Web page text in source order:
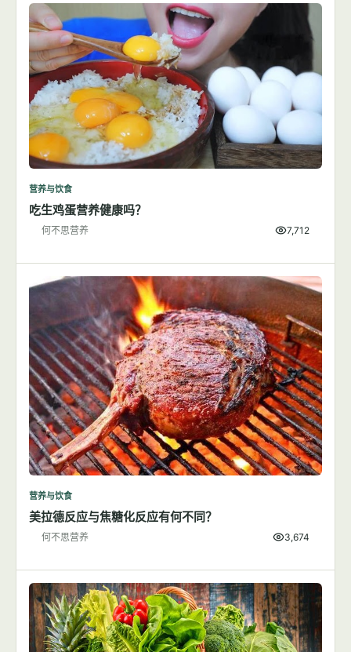
营养与饮食
吃生鸡蛋营养健康吗？
何不思营养 7,712
营养与饮食
美拉德反应与焦糖化反应有何不同？
何不思营养 3,674